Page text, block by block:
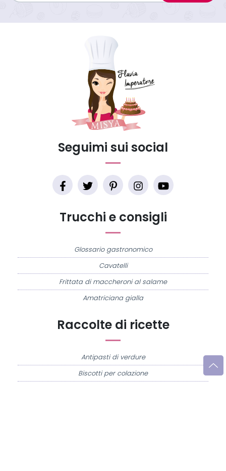
Raccolte di ricette
Antipasti di verdure
Biscotti per colazione
Trucchi e consigli
Glossario gastronomico
Cavatelli
Frittata di maccheroni al salame
Amatriciana gialla
Seguimi sui social